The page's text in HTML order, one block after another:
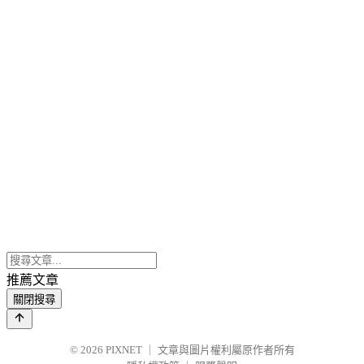
推薦文章
關閉搜尋
© 2026 PIXNET
文章與圖片權利屬原作者所有